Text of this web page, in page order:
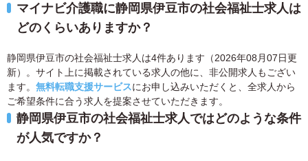
マイナビ介護職に静岡県伊豆市の社会福祉士求人は
どのくらいありますか？
静岡県伊豆市の社会福祉士求人は4件あります（2026年08月07日更
新）。サイト上に掲載されている求人の他に、非公開求人もござい
ます。 無料転職支援サービスにお申し込みいただくと、全求人から
ご希望条件に合う求人を提案させていただきます。
静岡県伊豆市の社会福祉士求人ではどのような条件
が人気ですか？